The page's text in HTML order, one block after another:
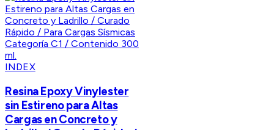
INDEX
Resina Epoxy Vinylester
sin Estireno para Altas
Cargas en Concreto y